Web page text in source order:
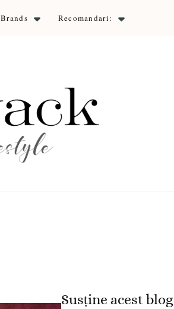
Brands Recomandari:
Susține acest blog